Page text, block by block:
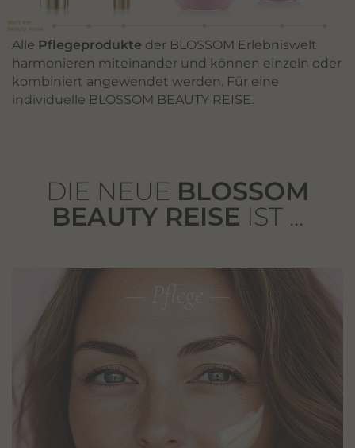
Alle Pflegeprodukte der BLOSSOM Erlebniswelt
harmonieren miteinander und können einzeln oder
kombiniert angewendet werden. Für eine
individuelle BLOSSOM BEAUTY REISE.
DIE NEUE BLOSSOM
BEAUTY REISE IST ...
— Pflege —